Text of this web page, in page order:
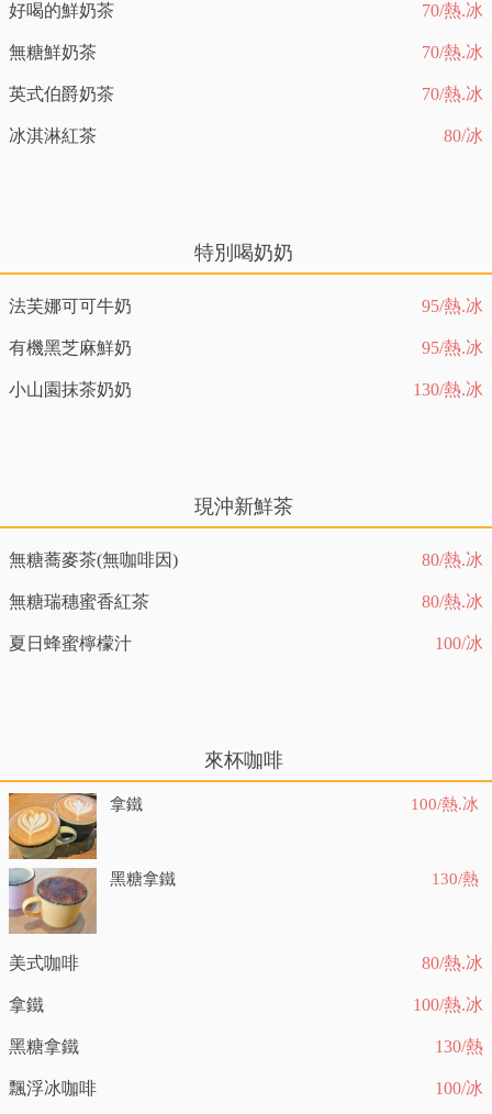
好喝的鮮奶茶 70/熱.冰
無糖鮮奶茶 70/熱.冰
英式伯爵奶茶 70/熱.冰
冰淇淋紅茶 80/冰
特別喝奶奶
法芙娜可可牛奶 95/熱.冰
有機黑芝麻鮮奶 95/熱.冰
小山園抹茶奶奶 130/熱.冰
現沖新鮮茶
無糖蕎麥茶(無咖啡因) 80/熱.冰
無糖瑞穗蜜香紅茶 80/熱.冰
夏日蜂蜜檸檬汁 100/冰
來杯咖啡
拿鐵 100/熱.冰
黑糖拿鐵 130/熱
美式咖啡 80/熱.冰
拿鐵 100/熱.冰
黑糖拿鐵 130/熱
飄浮冰咖啡 100/冰